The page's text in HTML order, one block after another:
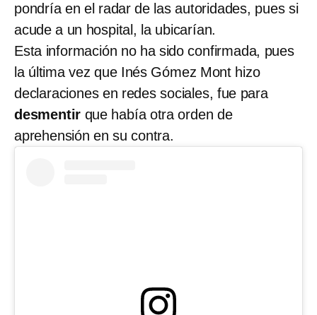
pondría en el radar de las autoridades, pues si
acude a un hospital, la ubicarían.
Esta información no ha sido confirmada, pues
la última vez que Inés Gómez Mont hizo
declaraciones en redes sociales, fue para
desmentir que había otra orden de
aprehensión en su contra.